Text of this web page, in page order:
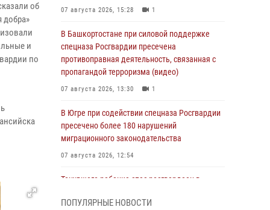
об
добра»
и
по
07 августа 2026, 15:28 1
В Башкортостане при силовой поддержке
спецназа Росгвардии пресечена
противоправная деятельность, связанная с
пропагандой терроризма (видео)
07 августа 2026, 13:30 1
В Югре при содействии спецназа Росгвардии
пресечено более 180 нарушений
миграционного законодательства
07 августа 2026, 12:54
Тонувшего ребенка спас росгвардеец в
ПОПУЛЯРНЫЕ НОВОСТИ